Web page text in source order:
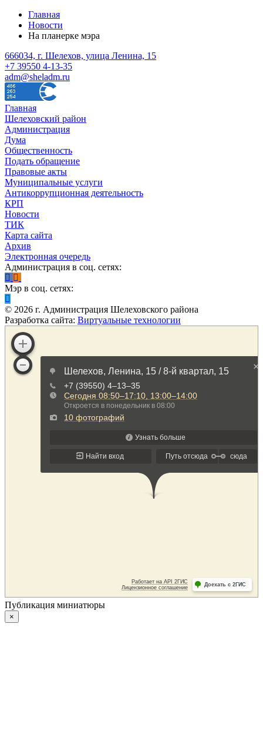
Главная
Новости
На планерке мэра
666034, г. Шелехов, улица Ленина, 15
+7 39550 4-13-35
adm@sheladm.ru
Главная
Шелеховский район
Администрация
Дума
Общественность
Подать обращение
Правовые акты
Муниципальные услуги
Антикоррупционная деятельность
КРП
Новости
ТИК
Карта сайта
Архив
Электронная очередь
Администрация в соц. сетях:
Мэр в соц. сетях:
© 2026 г. Администрация Шелеховского района
Разработка сайта: Виртуальные технологии
Публикация миниатюры
×